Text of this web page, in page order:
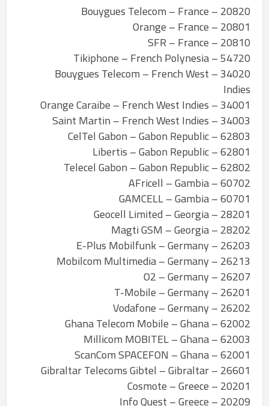
20820 – Bouygues Telecom – France
20801 – Orange – France
20810 – SFR – France
54720 – Tikiphone – French Polynesia
34020 – Bouygues Telecom – French West
Indies
34001 – Orange Caraibe – French West Indies
34003 – Saint Martin – French West Indies
62803 – CelTel Gabon – Gabon Republic
62801 – Libertis – Gabon Republic
62802 – Telecel Gabon – Gabon Republic
60702 – AFricell – Gambia
60701 – GAMCELL – Gambia
28201 – Geocell Limited – Georgia
28202 – Magti GSM – Georgia
26203 – E-Plus Mobilfunk – Germany
26213 – Mobilcom Multimedia – Germany
26207 – O2 – Germany
26201 – T-Mobile – Germany
26202 – Vodafone – Germany
62002 – Ghana Telecom Mobile – Ghana
62003 – Millicom MOBITEL – Ghana
62001 – ScanCom SPACEFON – Ghana
26601 – Gibraltar Telecoms Gibtel – Gibraltar
20201 – Cosmote – Greece
20209 – Info Quest – Greece